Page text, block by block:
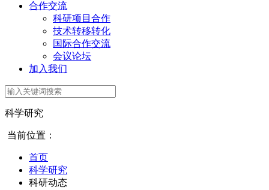
合作交流
科研项目合作
技术转移转化
国际合作交流
会议论坛
加入我们
科学研究
当前位置：
首页
科学研究
科研动态